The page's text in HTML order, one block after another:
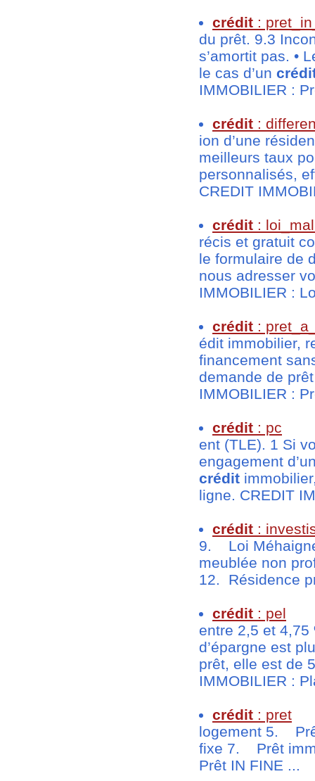
crédit :
du prêt. 9.3
s’amortit pas. •
le cas d’un
IMMOBILIER :
crédit :
ion d’une
meilleurs taux
personnalisés,
CREDIT
crédit :
récis et gratuit
le formulaire de
nous adresser
IMMOBILIER :
crédit :
édit immobilier,
financement
demande de
IMMOBILIER :
crédit : pc
ent (TLE). 1 Si
engagement
crédit
ligne. CREDIT
crédit :
9. Loi
meublée non
12. Résidence
crédit : pel
entre 2,5 et
d’épargne est
prêt, elle est de
IMMOBILIER :
crédit : pret
logement 5.
fixe 7. Prêt
Prêt IN FINE ...